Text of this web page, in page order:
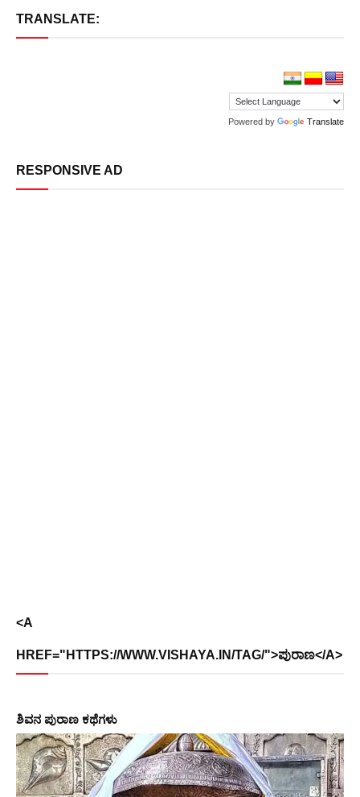
TRANSLATE:
Powered by Translate
RESPONSIVE AD
<A
HREF="HTTPS://WWW.VISHAYA.IN/TAG/">ಪುರಾಣ</A>
ಶಿವನ ಪುರಾಣ ಕಥೆಗಳು